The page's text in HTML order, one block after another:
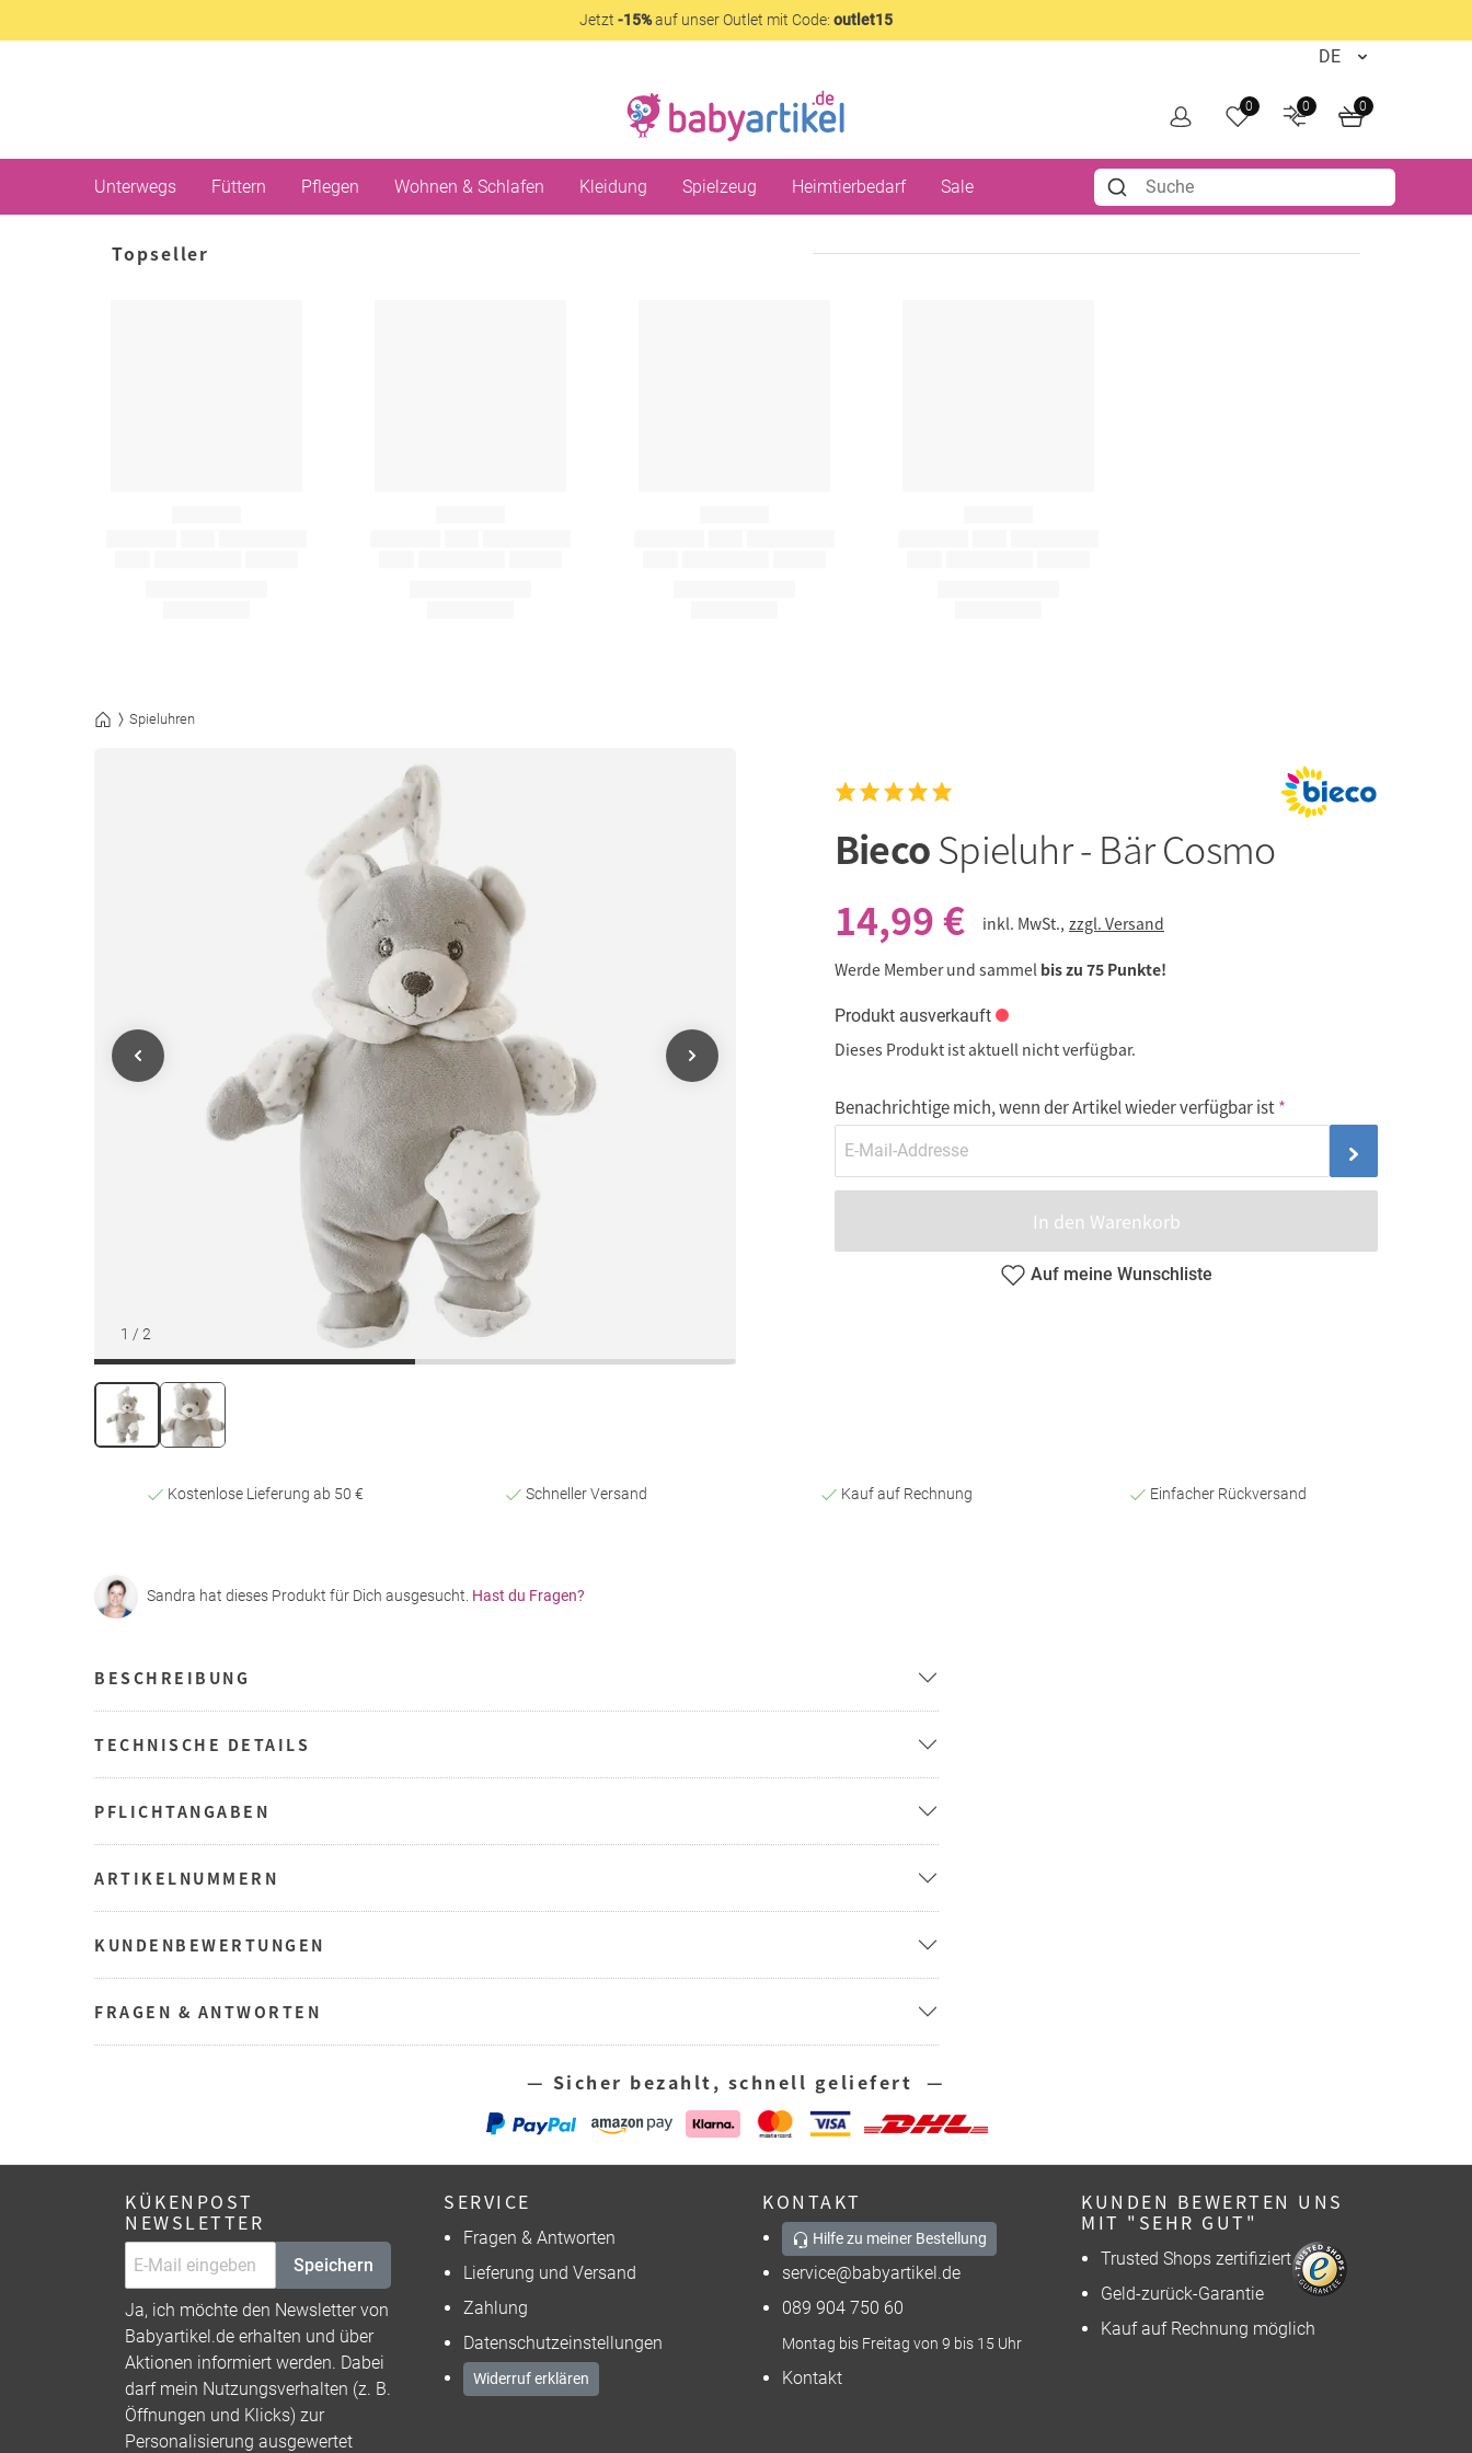
Jetzt -15%auf unser Outlet mit Code: outlet15
0 0 0
Unterwegs Füttern Pflegen Wohnen & Schlafen Kleidung Spielzeug Heimtierbedarf Sale
Topseller
Spieluhren
1 / 2
BiecoSpieluhr - Bär Cosmo
14,99 €
inkl. MwSt., zzgl. Versand
Werde Member und sammel bis zu 75 Punkte!
Produkt ausverkauft
Dieses Produkt ist aktuell nicht verfügbar.
Benachrichtige mich, wenn der Artikel wieder verfügbar ist
In den Warenkorb
Auf meine Wunschliste
Kostenlose Lieferung ab 50 € Schneller Versand Kauf auf Rechnung Einfacher Rückversand
Sandra hat dieses Produkt für Dich ausgesucht. Hast du Fragen?
BESCHREIBUNG
TECHNISCHE DETAILS
PFLICHTANGABEN
ARTIKELNUMMERN
KUNDENBEWERTUNGEN
FRAGEN & ANTWORTEN
— Sicher bezahlt, schnell geliefert —
KÜKENPOST
NEWSLETTER
Speichern
Ja, ich möchte den Newsletter von
Babyartikel.de erhalten und über
Aktionen informiert werden. Dabei
darf mein Nutzungsverhalten (z. B.
Öffnungen und Klicks) zur
Personalisierung ausgewertet
SERVICE
Fragen & Antworten
Lieferung und Versand
Zahlung
Datenschutzeinstellungen
Widerruf erklären
KONTAKT
Hilfe zu meiner Bestellung
service@babyartikel.de
089 904 750 60
Montag bis Freitag von 9 bis 15 Uhr
Kontakt
KUNDEN BEWERTEN UNS
MIT "SEHR GUT"
Trusted Shops zertifiziert
Geld-zurück-Garantie
Kauf auf Rechnung möglich